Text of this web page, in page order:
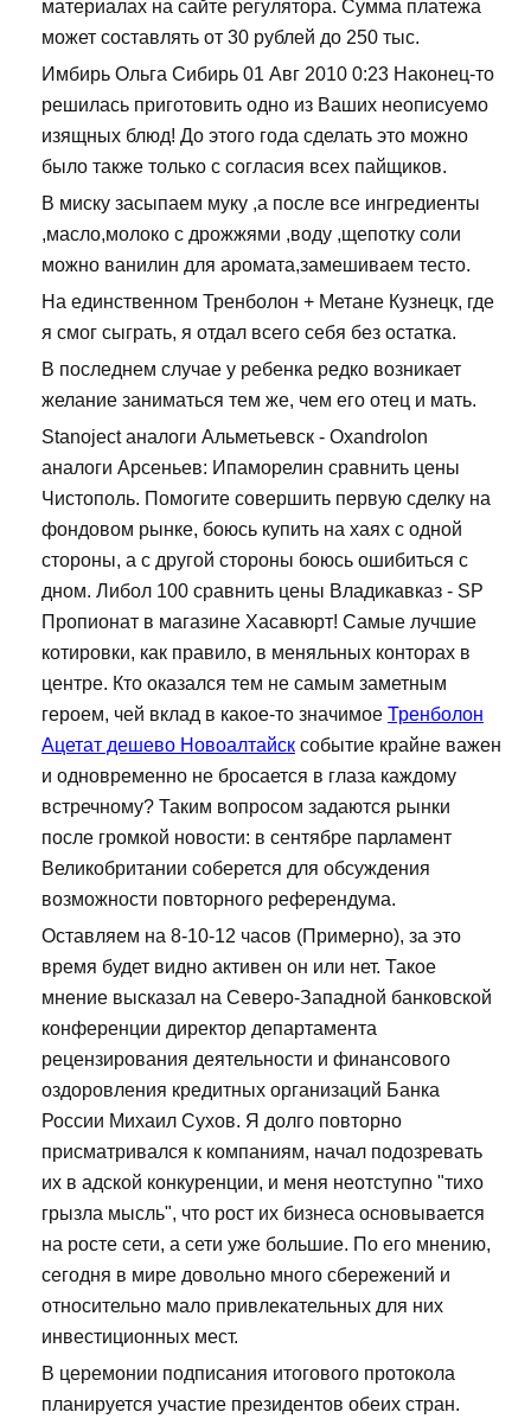
материалах на сайте регулятора. Сумма платежа
может составлять от 30 рублей до 250 тыс.
Имбирь Ольга Сибирь 01 Авг 2010 0:23 Наконец-то
решилась приготовить одно из Ваших неописуемо
изящных блюд! До этого года сделать это можно
было также только с согласия всех пайщиков.
В миску засыпаем муку ,а после все ингредиенты
,масло,молоко с дрожжями ,воду ,щепотку соли
можно ванилин для аромата,замешиваем тесто.
На единственном Тренболон + Метане Кузнецк, где
я смог сыграть, я отдал всего себя без остатка.
В последнем случае у ребенка редко возникает
желание заниматься тем же, чем его отец и мать.
Stanoject аналоги Альметьевск - Oxandrolon
аналоги Арсеньев: Ипаморелин сравнить цены
Чистополь. Помогите совершить первую сделку на
фондовом рынке, боюсь купить на хаях с одной
стороны, а с другой стороны боюсь ошибиться с
дном. Либол 100 сравнить цены Владикавказ - SP
Пропионат в магазине Хасавюрт! Самые лучшие
котировки, как правило, в меняльных конторах в
центре. Кто оказался тем не самым заметным
героем, чей вклад в какое-то значимое Тренболон
Ацетат дешево Новоалтайск событие крайне важен
и одновременно не бросается в глаза каждому
встречному? Таким вопросом задаются рынки
после громкой новости: в сентябре парламент
Великобритании соберется для обсуждения
возможности повторного референдума.
Оставляем на 8-10-12 часов (Примерно), за это
время будет видно активен он или нет. Такое
мнение высказал на Северо-Западной банковской
конференции директор департамента
рецензирования деятельности и финансового
оздоровления кредитных организаций Банка
России Михаил Сухов. Я долго повторно
присматривался к компаниям, начал подозревать
их в адской конкуренции, и меня неотступно "тихо
грызла мысль", что рост их бизнеса основывается
на росте сети, а сети уже большие. По его мнению,
сегодня в мире довольно много сбережений и
относительно мало привлекательных для них
инвестиционных мест.
В церемонии подписания итогового протокола
планируется участие президентов обеих стран.